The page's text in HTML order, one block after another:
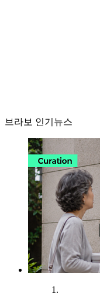
브라보 인기뉴스
1.